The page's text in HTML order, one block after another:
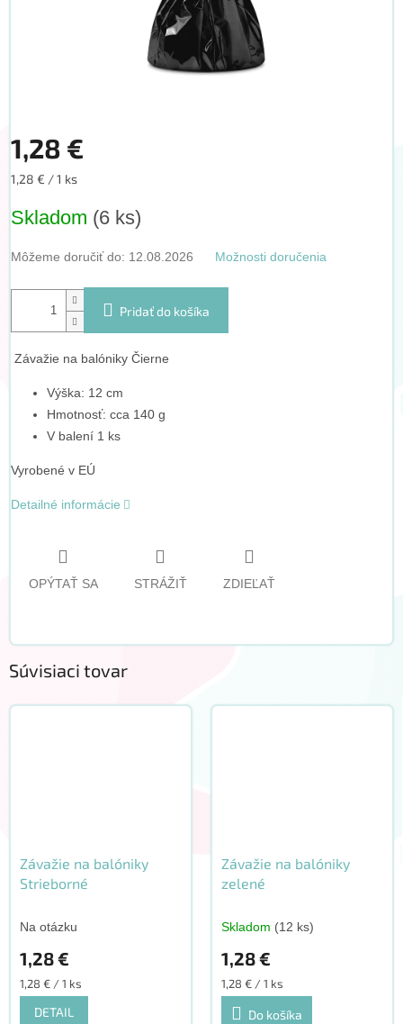
1,28 €
Jednotková
1,28 € / 1 ks
Skladom (6 ks)
Môžeme doručiť do: 12.08.2026 Možnosti doručenia
Pridať do košíka
Závažie na balóniky Čierne
Výška: 12 cm
Hmotnosť: cca 140 g
V balení 1 ks
Vyrobené v EÚ
Detailné informácie
OPÝTAŤ SA STRÁŽIŤ ZDIEĽAŤ
Súvisiaci tovar
Závažie na balóniky
Strieborné
Na otázku
1,28 €
Jednotková
cena:
1,28 € / 1 ks
DETAIL
Závažie na balóniky
zelené
Skladom (12 ks)
1,28 €
Jednotková
cena:
1,28 € / 1 ks
Do košíka